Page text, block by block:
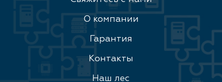
О компании
Гарантия
Контакты
Наш лес